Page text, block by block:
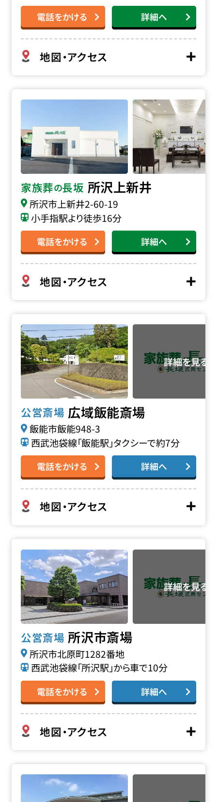
電話をかける 詳細へ
地図・アクセス
家族葬の長坂 所沢上新井
所沢市上新井2-60-19
小手指駅より徒歩16分
電話をかける 詳細へ
地図・アクセス
公営斎場 広域飯能斎場
飯能市飯能948-3
西武池袋線「飯能駅」タクシーで約7分
電話をかける 詳細へ
地図・アクセス
広域飯能斎場の詳細へ
公営斎場 所沢市斎場
所沢市北原町1282番地
西武池袋線「所沢駅」から車で10分
電話をかける 詳細へ
地図・アクセス
瑞穂斎場の詳細へ